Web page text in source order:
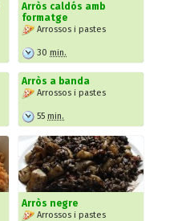
Arròs caldós amb
formatge
Arrossos i pastes
30 min.
Arròs a banda
Arrossos i pastes
55 min.
Arròs negre
Arrossos i pastes